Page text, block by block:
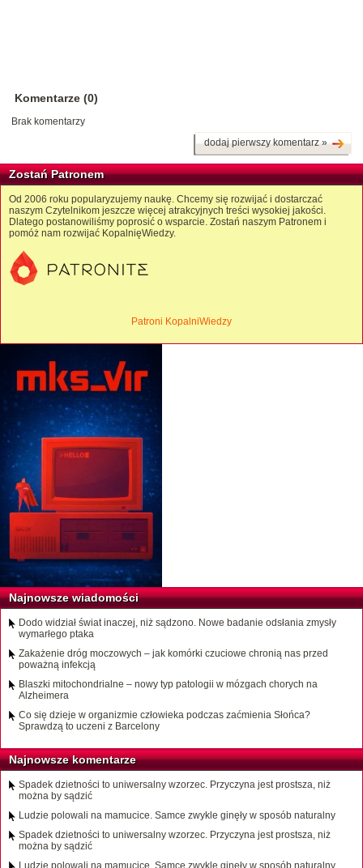
Komentarze (0)
Brak komentarzy
dodaj pierwszy komentarz »
Zostań Patronem
Od 2006 roku popularyzujemy naukę. Chcemy się rozwijać i dostarczać
naszym Czytelnikom jeszcze więcej atrakcyjnych treści wysokiej jakości.
Dlatego postanowiliśmy poprosić o wsparcie. Zostań naszym Patronem i
pomóż nam rozwijać KopalnięWiedzy.
Patroni KopalniWiedzy
Najnowsze wiadomości
Dodo widział świat inaczej, niż sądzono. Nowe badanie odsłania zmysły
wymarłego ptaka
Zakażenie dróg moczowych – jak komórki czuciowe chronią nas przed
poważną infekcją
Blaszki mitochondrialne – nowy typ patologii w mózgach chorych na
Alzheimera
Co się dzieje w organizmie człowieka podczas zaćmienia Słońca?
Sprawdzą to uczeni z Barcelony
Najnowsze komentarze
Spadek dzietności to uniwersalny wzorzec. Przyczyna jest prostsza, niż
można by sądzić
Ludzie polowali na mamucice. Samce zwykle ginęły w sposób naturalny
Spadek dzietności to uniwersalny wzorzec. Przyczyna jest prostsza, niż
można by sądzić